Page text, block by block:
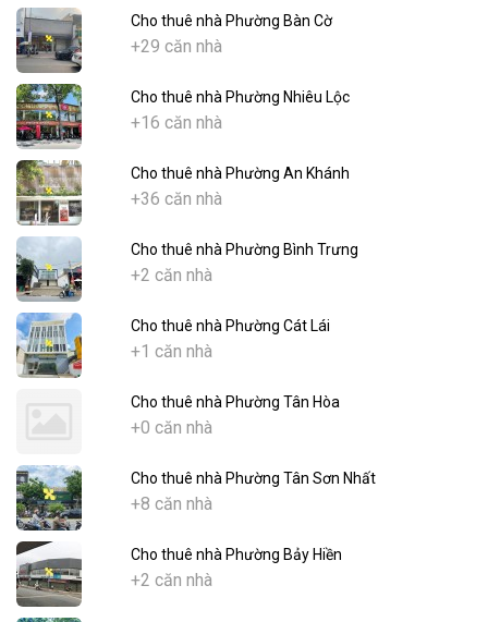
Cho thuê nhà Phường Bàn Cờ
+29 căn nhà
Cho thuê nhà Phường Nhiêu Lộc
+16 căn nhà
Cho thuê nhà Phường An Khánh
+36 căn nhà
Cho thuê nhà Phường Bình Trưng
+2 căn nhà
Cho thuê nhà Phường Cát Lái
+1 căn nhà
Cho thuê nhà Phường Tân Hòa
+0 căn nhà
Cho thuê nhà Phường Tân Sơn Nhất
+8 căn nhà
Cho thuê nhà Phường Bảy Hiền
+2 căn nhà